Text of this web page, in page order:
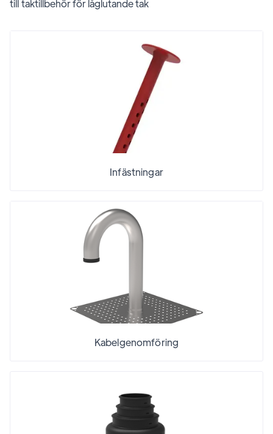
tilltaktillbehör för låglutande tak
Infästningar
Kabelgenomföring